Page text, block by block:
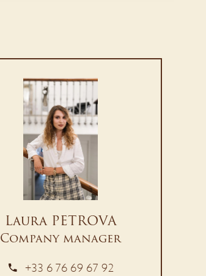
Laura PETROVA
Company manager
+33 6 76 69 67 92